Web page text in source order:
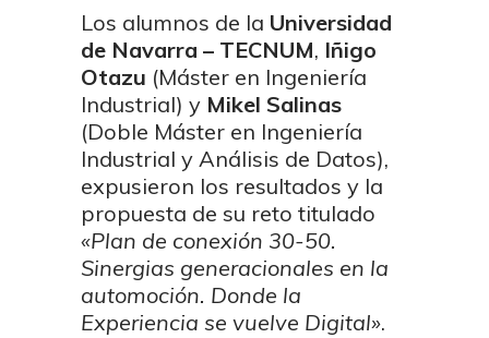
Los alumnos de la Universidad
de Navarra – TECNUM, Iñigo
Otazu (Máster en Ingeniería
Industrial) y Mikel Salinas
(Doble Máster en Ingeniería
Industrial y Análisis de Datos),
expusieron los resultados y la
propuesta de su reto titulado
«Plan de conexión 30-50.
Sinergias generacionales en la
automoción. Donde la
Experiencia se vuelve Digital».